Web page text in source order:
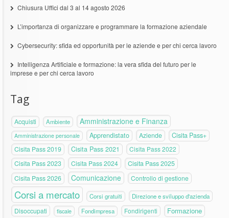
Chiusura Uffici dal 3 al 14 agosto 2026
L’importanza di organizzare e programmare la formazione aziendale
Cybersecurity: sfida ed opportunità per le aziende e per chi cerca lavoro
Intelligenza Artificiale e formazione: la vera sfida del futuro per le
imprese e per chi cerca lavoro
Tag
Acquisti Ambiente Amministrazione e Finanza
Amministrazione personale Apprendistato Aziende
Cisita Pass+
Cisita Pass 2019
Cisita Pass 2021 Cisita Pass 2022
Cisita Pass 2023 Cisita Pass 2024
Cisita Pass 2025
Cisita Pass 2026
Comunicazione Controllo di gestione
Corsi a mercato Corsi gratuiti Direzione e sviluppo d'azienda
Disoccupati fiscale Fondimpresa Fondirigenti Formazione